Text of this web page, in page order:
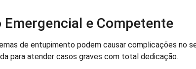
e Competente
de entupimento podem causar complicações no
para atender casos graves com total dedicação.